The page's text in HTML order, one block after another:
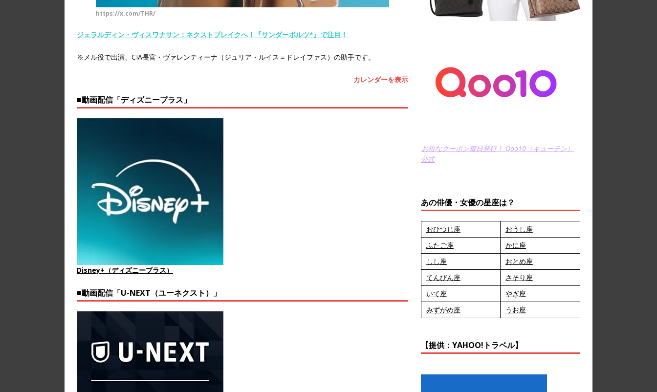
https://x.com/THR/
ジェラルディン・ヴィスワナサン：ネクストブレイクへ！『サンダーボルツ*』で注目！
※メル役で出演、CIA長官・ヴァレンティーナ（ジュリア・ルイス＝ドレイファス）の助手です。
カレンダーを表示
■動画配信「ディズニープラス」
Disney+（ディズニープラス）
■動画配信「U-NEXT（ユーネクスト）」
お得なクーポン毎日発行！ Qoo10（キューテン）
公式
あの俳優・女優の星座は？
おひつじ座
おうし座
ふたご座
かに座
しし座
おとめ座
てんびん座
さそり座
いて座
やぎ座
みずがめ座
うお座
【提供：YAHOO!トラベル】